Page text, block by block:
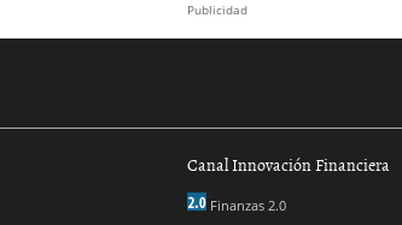
Publicidad
Canal Innovación Financiera
Finanzas 2.0